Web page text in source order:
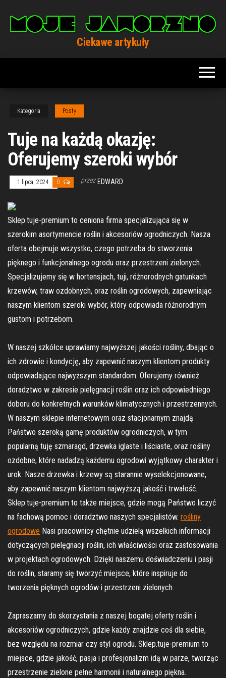
treści
Ciekawe artykuły
Kategoria Posty
Tuje na każdą okazję:
Oferujemy szeroki wybór
1 lipca, 2024 0 przez EDWARD
Sklep.tuje-premium to ceniona firma specjalizująca się w
szerokim asortymencie roślin i akcesoriów ogrodniczych. Nasza
oferta obejmuje wszystko, czego potrzeba do stworzenia
pięknego i funkcjonalnego ogrodu oraz przestrzeni zielonych.
Specjalizujemy się w hortensjach, tuji, różnorodnych gatunkach
krzewów, traw ozdobnych, oraz roślin ogrodowych, zapewniając
naszym klientom szeroki wybór, który odpowiada różnorodnym
gustom i potrzebom.
W naszej szkółce uprawiamy najwyższej jakości rośliny, dbając o
ich zdrowie i kondycję, aby zapewnić naszym klientom produkty
odpowiadające najwyższym standardom. Oferujemy również
doradztwo w zakresie pielęgnacji roślin oraz ich odpowiedniego
doboru do konkretnych warunków klimatycznych i przestrzennych.
W naszym sklepie internetowym oraz stacjonarnym znajdą
Państwo szeroką gamę produktów ogrodniczych, w tym
popularną tuję szmaragd, drzewka iglaste i liściaste, oraz rośliny
ozdobne, które nadadzą każdemu ogrodowi wyjątkowy charakter i
urok. Nasze drzewka i krzewy są starannie wyselekcjonowane,
aby zapewnić naszym klientom najwyższą jakość i trwałość.
Sklep.tuje-premium to także miejsce, gdzie mogą Państwo liczyć
na fachową pomoc i doradztwo naszych specjalistów. rośliny
ogrodowe Nasi pracownicy chętnie udzielą wszelkich informacji
dotyczących pielęgnacji roślin, ich właściwości oraz zastosowania
w projektach ogrodowych. Dzięki naszemu doświadczeniu i pasji
do roślin, staramy się tworzyć miejsce, które inspiruje do
tworzenia pięknych ogrodów i przestrzeni zielonych.
Zapraszamy do skorzystania z naszej bogatej oferty roślin i
akcesoriów ogrodniczych, gdzie każdy znajdzie coś dla siebie,
bez względu na rozmiar czy styl ogrodu. Sklep.tuje-premium to
miejsce, gdzie jakość, pasja i profesjonalizm idą w parze, tworząc
przestrzenie zielone pełne harmonii i naturalnego piękna.